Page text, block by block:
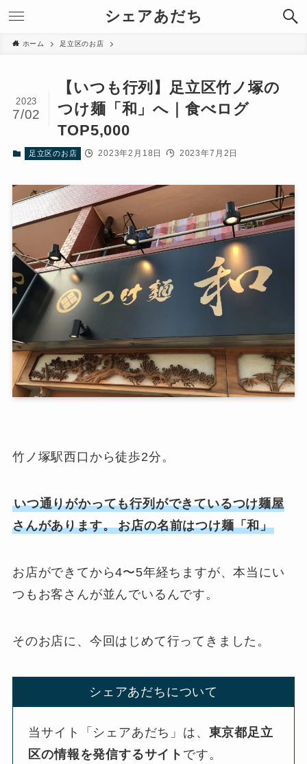
シェアあだち
ホーム 足立区のお店
【いつも行列】足立区竹ノ塚の
つけ麺「和」へ｜食べログ
TOP5,000
2023
7/02
足立区のお店 2023年2月18日 2023年7月2日
竹ノ塚駅西口から徒歩2分。
いつ通りがかっても行列ができているつけ麺屋
さんがあります。 お店の名前はつけ麺「和」
お店ができてから4〜5年経ちますが、本当にい
つもお客さんが並んでいるんです。
そのお店に、今回はじめて行ってきました。
シェアあだちについて
当サイト「シェアあだち」は、 東京都足立
区の情報を発信するサイト です。